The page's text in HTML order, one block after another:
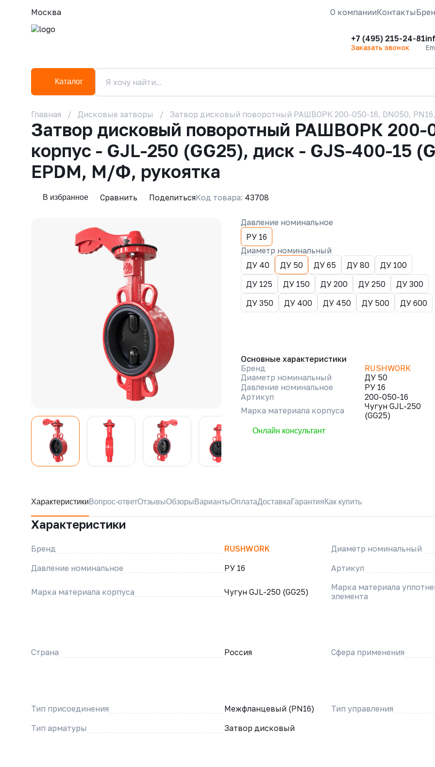
Москва О компанииКонтакты
+7 (495) 215-24-81
Заказать звонок
Каталог
Главная Дисковые затворы Затвор дисковый поворотный РАШВОРК 200-050-16, DN050,
Затвор дисковый поворотный РАШВОРК 200-
корпус - GJL-250 (GG25), диск - GJS-400-15
EPDM, М/Ф, рукоятка
В избранное Сравнить ПоделитьсяКод товара: 43708
Давление номинальное
РУ 16
Диаметр номинальный
ДУ 40
ДУ 50 ДУ 65 ДУ 80
ДУ 100
ДУ 125
ДУ 150 ДУ 200 ДУ 250
ДУ 300
ДУ 350
ДУ 400 ДУ 450 ДУ 500 ДУ 600
Основные характеристики
Бренд
RUSHWORK
Диаметр номинальный
ДУ 50
Давление номинальное
РУ 16
Артикул
200-050-16
Марка материала корпуса
Чугун GJL-250
(GG25)
Онлайн консультант
Характеристики Вопрос-ответОтзывыОбзоры ВариантыОплатаДоставка Гарантия Как купить
Характеристики
Бренд RUSHWORK Диаметр номинальный
Давление номинальное
РУ 16 Артикул
Марка материала корпуса Чугун GJL-250 (GG25)
Марка материала
элемента
Страна Россия Сфера применения
Тип присоединения
Межфланцевый (PN16) Тип управления
Тип арматуры
Затвор дисковый